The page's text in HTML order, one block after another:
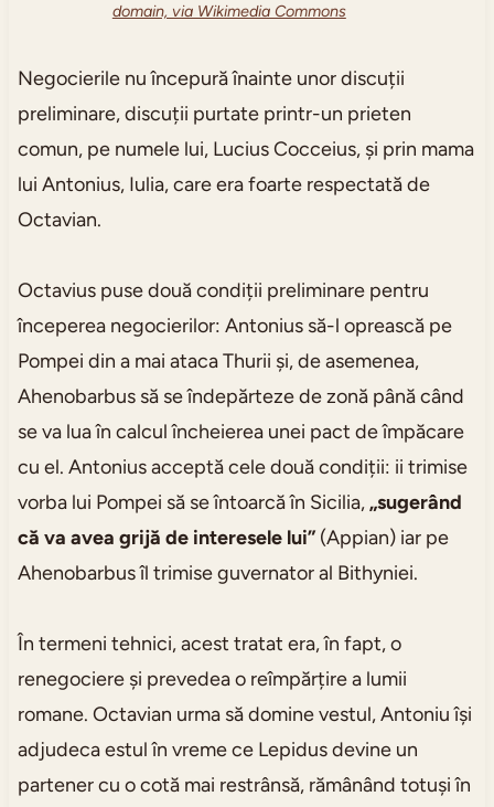
domain, via Wikimedia Commons
Negocierile nu începură înainte unor discuții
preliminare, discuții purtate printr-un prieten
comun, pe numele lui, Lucius Cocceius, și prin mama
lui Antonius, Iulia, care era foarte respectată de
Octavian.
Octavius puse două condiții preliminare pentru
începerea negocierilor: Antonius să-l oprească pe
Pompei din a mai ataca Thurii și, de asemenea,
Ahenobarbus să se îndepărteze de zonă până când
se va lua în calcul încheierea unei pact de împăcare
cu el. Antonius acceptă cele două condiții: ii trimise
vorba lui Pompei să se întoarcă în Sicilia,„sugerând
că va avea grijă de interesele lui”(Appian) iar pe
Ahenobarbus îl trimise guvernator al Bithyniei.
În termeni tehnici, acest tratat era, în fapt, o
renegociere și prevedea o reîmpărțire a lumii
romane. Octavian urma să domine vestul, Antoniu își
adjudeca estul în vreme ce Lepidus devine un
partener cu o cotă mai restrânsă, rămânând totuși în